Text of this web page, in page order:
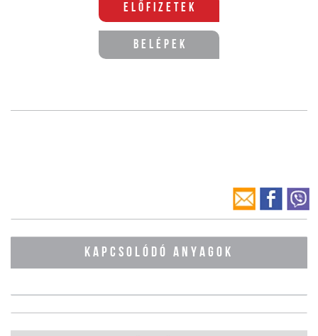
Előfizetek
Belépek
KAPCSOLÓDÓ ANYAGOK